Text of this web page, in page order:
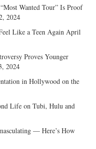
Wanted Tour” Is Proof
2024
Like a Teen Again April
Proves Younger
2024
in Hollywood on the
Life on Tubi, Hulu and
— Here’s How